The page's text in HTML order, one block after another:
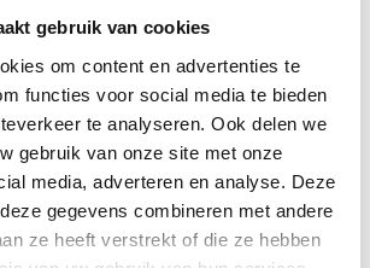
gebruik van cookies
om content en advertenties te
functies voor social media te bieden
te analyseren. Ook delen we
gebruik van onze site met onze
media, adverteren en analyse. Deze
gegevens combineren met andere
ze heeft verstrekt of die ze hebben
van Imagebond® geel
kleurvast
zagen, frezen, boren
voor print- en stickerwerk
beide zijde om krassen te voorkomen tijdens
en montage.
is Imagebond geel een van de meest
in de sign- en reclamewereld.